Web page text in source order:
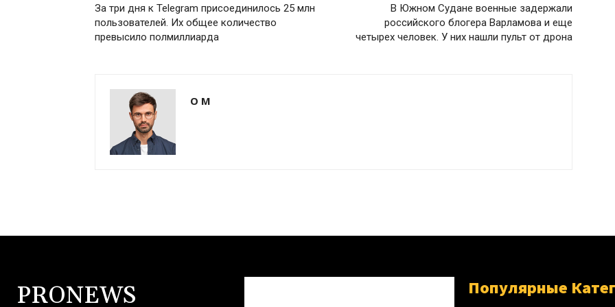
За три дня к Telegram присоединилось 25 млн
пользователей. Их общее количество
превысило полмиллиарда
В Южном Судане военные задержали
российского блогера Варламова и еще
четырех человек. У них нашли пульт от дрона
О М
PRONEWS Популярные